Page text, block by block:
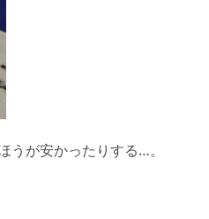
が安かったりする…。